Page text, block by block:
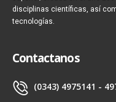
disciplinas científicas, así
tecnologías.
Contactanos
(0343) 4975141 -